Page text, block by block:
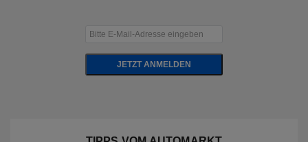
JETZT ANMELDEN